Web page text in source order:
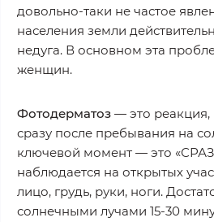
довольно-таки не частое
населения земли
недуга. В основном эта
женщин.
Фотодерматоз — это реакция,
сразу после пребывания на
ключевой момент — это
наблюдается на открытых
лицо, грудь, руки, ноги.
солнечными лучами 15-30